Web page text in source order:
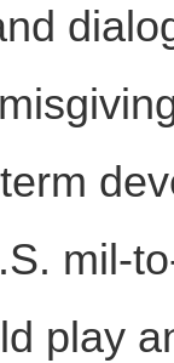
mil-
play一纸欠